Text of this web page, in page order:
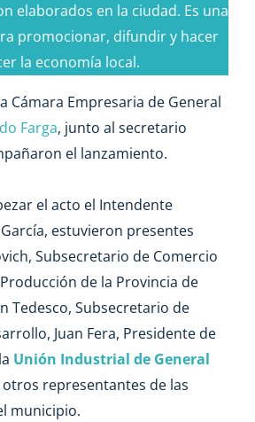
elaborados en la ciudad. Es una
promocionar, difundir y hacer
la economía local.
Cámara Empresaria de General
Farga, junto al secretario
el lanzamiento.
el acto el Intendente
estuvieron presentes
Subsecretario de Comercio
de la Provincia de
Tedesco, Subsecretario de
Juan Fera, Presidente de
Unión Industrial de General
representantes de las
municipio.